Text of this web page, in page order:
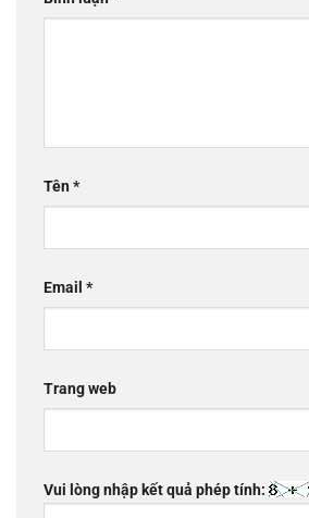
Tên*
Email *
Trang web
Vui lòng nhập kết quả phép tính: